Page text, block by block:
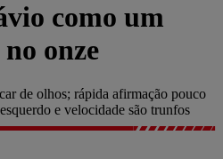
como um
onze
de olhos; rápida afirmação pouco
e velocidade são trunfos